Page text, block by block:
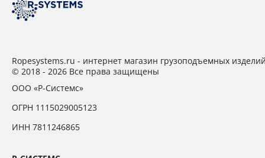
Ropesystems.ru - интернет магазин грузоподъемных
© 2018 - 2026 Все права защищены
ООО «Р-Системс»
ОГРН 1115029005123
ИНН 7811246865